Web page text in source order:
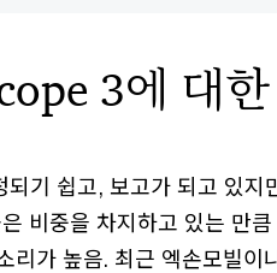
3에 대
기 쉽고, 보고가 되고 있지
비중을 차지하고 있는 만
가 높음. 최근 엑손모빌이